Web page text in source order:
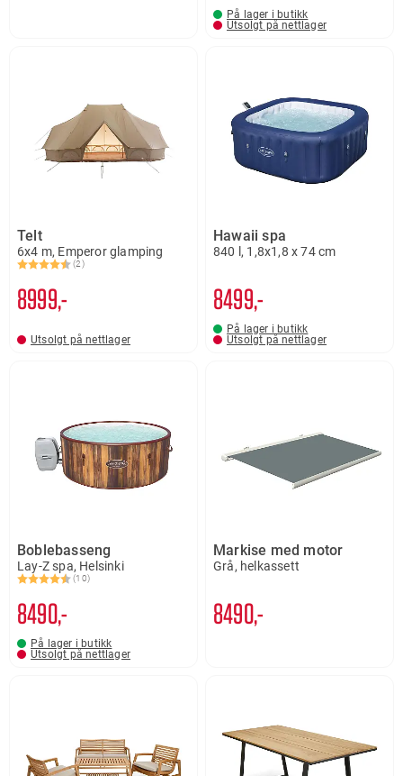
På lager i butikk
Utsolgt på nettlager
Telt
6x4 m, Emperor glamping
Karakter:
(2)
4.5 av 5 mulige
8999,-
Utsolgt på nettlager
Hawaii spa
840 l, 1,8x1,8 x 74 cm
8499,-
På lager i butikk
Utsolgt på nettlager
Boblebasseng
Lay-Z spa, Helsinki
Karakter:
(10)
4.5 av 5 mulige
8490,-
På lager i butikk
Utsolgt på nettlager
Markise med motor
Grå, helkassett
8490,-